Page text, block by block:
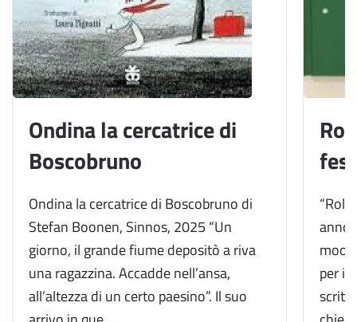
Ondina la cercatrice di
Boscobruno
Ondina la cercatrice di Boscobruno di
Stefan Boonen, Sinnos, 2025 “Un
giorno, il grande fiume depositò a riva
una ragazzina. Accadde nell’ansa,
all’altezza di un certo paesino”. Il suo
anno
per il